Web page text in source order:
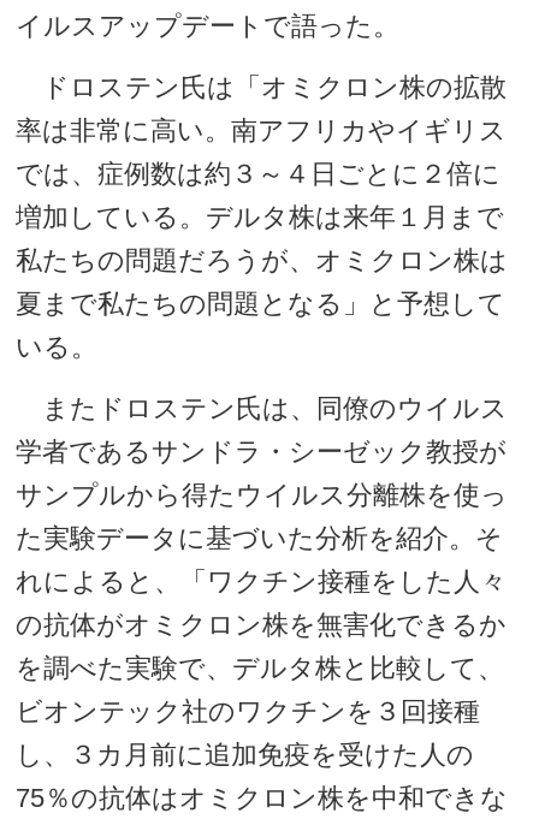
イルスアップデートで語った。
ドロステン氏は「オミクロン株の拡散
率は非常に高い。南アフリカやイギリス
では、症例数は約３～４日ごとに２倍に
増加している。デルタ株は来年１月まで
私たちの問題だろうが、オミクロン株は
夏まで私たちの問題となる」と予想して
いる。
またドロステン氏は、同僚のウイルス
学者であるサンドラ・シーゼック教授が
サンプルから得たウイルス分離株を使っ
た実験データに基づいた分析を紹介。そ
れによると、「ワクチン接種をした人々
の抗体がオミクロン株を無害化できるか
を調べた実験で、デルタ株と比較して、
ビオンテック社のワクチンを３回接種
し、３カ月前に追加免疫を受けた人の
75％の抗体はオミクロン株を中和できな